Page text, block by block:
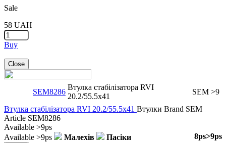
Sale
58 UAH
Buy
Close
SEM8286
Втулка стабілізаторa RVI
20.2/55.5x41
SEM >9
Втулка стабілізаторa RVI 20.2/55.5x41 Втулки Brand SEM
Article SEM8286
Available >9ps
Available >9ps Малехів >9ps
Пасіки 8ps